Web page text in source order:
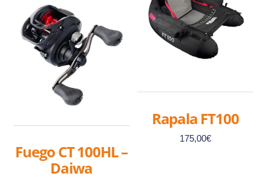
Fuego CT 100HL –
Daiwa
Rapala FT100
175,00€